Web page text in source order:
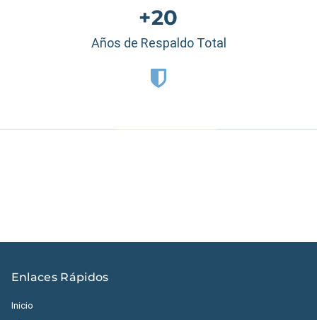
+20
Años de Respaldo Total
Enlaces Rápidos
Inicio